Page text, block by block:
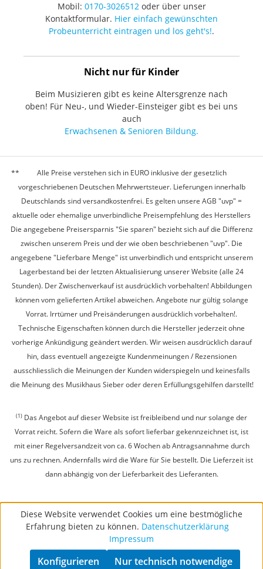
Mobil: 0170-3026512oder über unser
Kontaktformular. Hier einfach gewünschten
Probeunterricht eintragen und los geht's!.
Nicht nur für Kinder
Beim Musizieren gibt es keine Altersgrenze nach
oben! Für Neu-, und Wieder-Einsteiger gibt es bei uns
auch
Erwachsenen & Senioren Bildung.
Alle Preise verstehen sich in EURO inklusive der gesetzlich
vorgeschriebenen Deutschen Mehrwertsteuer. Lieferungen innerhalb
Deutschlands sind versandkostenfrei. Es gelten unsere AGB "uvp" =
aktuelle oder ehemalige unverbindliche Preisempfehlung des Herstellers
Die angegebene Preisersparnis "Sie sparen" bezieht sich auf die Differenz
zwischen unserem Preis und der wie oben beschriebenen "uvp". Die
angegebene "Lieferbare Menge" ist unverbindlich und entspricht unserem
Lagerbestand bei der letzten Aktualisierung unserer Website (alle 24
Stunden). Der Zwischenverkauf ist ausdrücklich vorbehalten! Abbildungen
können vom gelieferten Artikel abweichen. Angebote nur gültig solange
Vorrat. Irrtümer und Preisänderungen ausdrücklich vorbehalten!.
Technische Eigenschaften können durch die Hersteller jederzeit ohne
vorherige Ankündigung geändert werden. Wir weisen ausdrücklich darauf
hin, dass eventuell angezeigte Kundenmeinungen / Rezensionen
ausschliesslich die Meinungen der Kunden widerspiegeln und keinesfalls
die Meinung des Musikhaus Sieber oder deren Erfüllungsgehilfen darstellt!
(1) Das Angebot auf dieser Website ist freibleibend und nur solange der
Vorrat reicht. Sofern die Ware als sofort lieferbar gekennzeichnet ist, ist
mit einer Regelversandzeit von ca. 6 Wochen ab Antragsannahme durch
uns zu rechnen. Andernfalls wird die Ware für Sie bestellt. Die Lieferzeit ist
dann abhängig von der Lieferbarkeit des Lieferanten.
Diese Website verwendet Cookies um eine bestmögliche
Erfahrung bieten zu können. Datenschutzerklärung
Impressum
Nur technisch notwendige
Konfigurieren